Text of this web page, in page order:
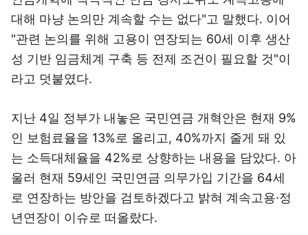
대해 마냥 논의만 계속할 수는 없다"고 말했다. 이어
"관련 논의를 위해 고용이 연장되는 60세 이후 생산
성 기반 임금체계 구축 등 전제 조건이 필요할 것"이
라고 덧붙였다.
지난 4일 정부가 내놓은 국민연금 개혁안은 현재 9%
인 보험료율을 13%로 올리고, 40%까지 줄게 돼 있
는 소득대체율을 42%로 상향하는 내용을 담았다. 아
울러 현재 59세인 국민연금 의무가입 기간을 64세
로 연장하는 방안을 검토하겠다고 밝혀 계속고용·정
년연장이 이슈로 떠올랐다.